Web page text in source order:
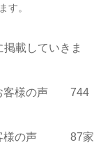
す。
掲載していきま
お客様の声 744
客様の声 87家